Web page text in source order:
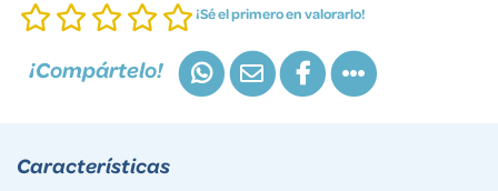
¡Sé el primero en valorarlo!
¡Compártelo!
Características